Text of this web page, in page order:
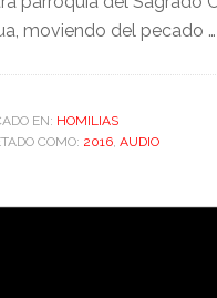
moviendo del pecado
EN: HOMILIAS
COMO: 2016, AUDIO